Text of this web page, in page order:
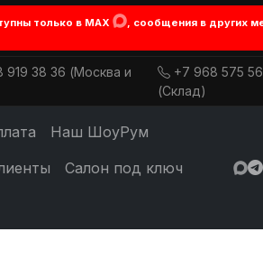
только в MAX
, сообщения в других
919 38 36 (Москва и
+7 968 575
(Склад)
Наш ШоуРум
Салон под ключ